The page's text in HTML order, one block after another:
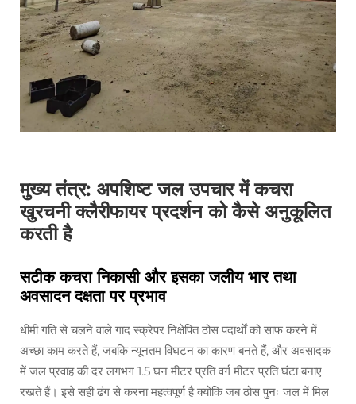
मुख्य तंत्र: अपशिष्ट जल उपचार में कचरा
खुरचनी क्लैरीफायर प्रदर्शन को कैसे अनुकूलित
करती है
सटीक कचरा निकासी और इसका जलीय भार तथा
अवसादन दक्षता पर प्रभाव
धीमी गति से चलने वाले गाद स्क्रेपर निक्षेपित ठोस पदार्थों को साफ करने में
अच्छा काम करते हैं, जबकि न्यूनतम विघटन का कारण बनते हैं, और अवसादक
में जल प्रवाह की दर लगभग 1.5 घन मीटर प्रति वर्ग मीटर प्रति घंटा बनाए
रखते हैं। इसे सही ढंग से करना महत्वपूर्ण है क्योंकि जब ठोस पुनः जल में मिल